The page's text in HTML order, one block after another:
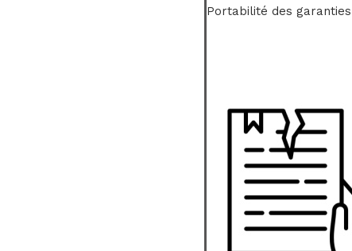
Portabilité des